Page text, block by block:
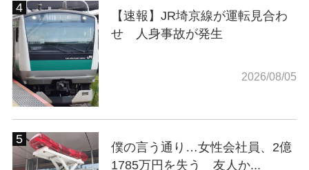
【速報】JR埼京線が運転見合わ
せ 人身事故が発生
2026/08/05
僕の言う通り…女性会社員、2億
1785万円を失う 友人か...